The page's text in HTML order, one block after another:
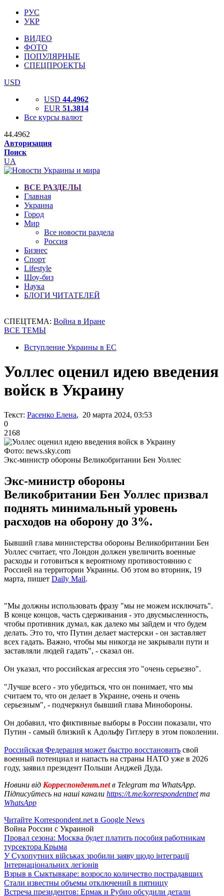
РУС
УКР
ВИДЕО
ФОТО
ПОПУЛЯРНЫЕ
СПЕЦПРОЕКТЫ
USD
USD 44.4962
EUR 51.3814
Все курсы валют
44.4962
Авторизация
Поиск
UA
ВСЕ РАЗДЕЛЫ
Главная
Украина
Город
Мир
Все новости раздела
Россия
Бизнес
Спорт
Lifestyle
Шоу-биз
Наука
БЛОГИ ЧИТАТЕЛЕЙ
СПЕЦТЕМА: Война в Иране
ВСЕ ТЕМЫ
Вступление Украины в ЕС
Уоллес оценил идею введения
войск в Украину
Текст: Расенко Елена, 20 марта 2024, 03:53
0
2168
Фото: news.sky.com
Экс-министр обороны Великобритании Бен Уоллес
Экс-министр обороны
Великобритании Бен Уоллес призвал
поднять минимальный уровень
расходов на оборону до 3%.
Бывший глава министерства обороны Великобритании Бен
Уоллес считает, что Лондон должен увеличить военные
расходы и готовиться к вероятному противостоянию с
Россией на территории Украины. Об этом во вторник, 19
марта, пишет Daily Mail.
"Мы должны использовать фразу "мы не можем исключать".
В конце концов, часть сдерживания - это двусмысленность,
чтобы противник думал, как далеко мы зайдем и что будем
делать. Это то, что Путин делает мастерски - он заставляет
всех гадать. Важно, чтобы мы никогда не закрывали пути и
заставляли людей гадать", - сказал он.
Он указал, что российская агрессия это "очень серьезно".
"Лучше всего - это убедиться, что он понимает, что мы
считаем то, что он делает в Украине, очень и очень
серьезным", - подчеркнул бывший глава Минобороны.
Он добавил, что фиктивные выборы в России показали, что
Путин - самый близкий к Адольфу Гитлеру в этом поколении.
Российская Федерация может быстро восстановить свой
военный потенциал и напасть на страны НАТО уже в 2026
году, заявил президент Польши Анджей Дуда.
Новини від Корреспондент.netв Telegram та WhatsApp.
Підписуйтесь на наші канали https://t.me/korrespondentnetта
WhatsApp
Читайте Korrespondent.net в Google News
Война России с Украиной
Провал сезона: Москва будет платить пособия работникам
турсектора Крыма
У Сухопутних військах зробили заяву щодо інтеграції
Інтернаціональних легіонів
Взрыв в Сыктывкаре: возросло количество пострадавших
Стали известны объемы отключений в пятницу
Встреча президентов: Ермак и Рубио обсудили детали